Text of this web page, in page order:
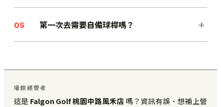
05 第一次去需要自備球桿嗎？ +
場館經營者
這是 Falgon Golf 桃園中路風禾店嗎？資訊有誤、想補上營